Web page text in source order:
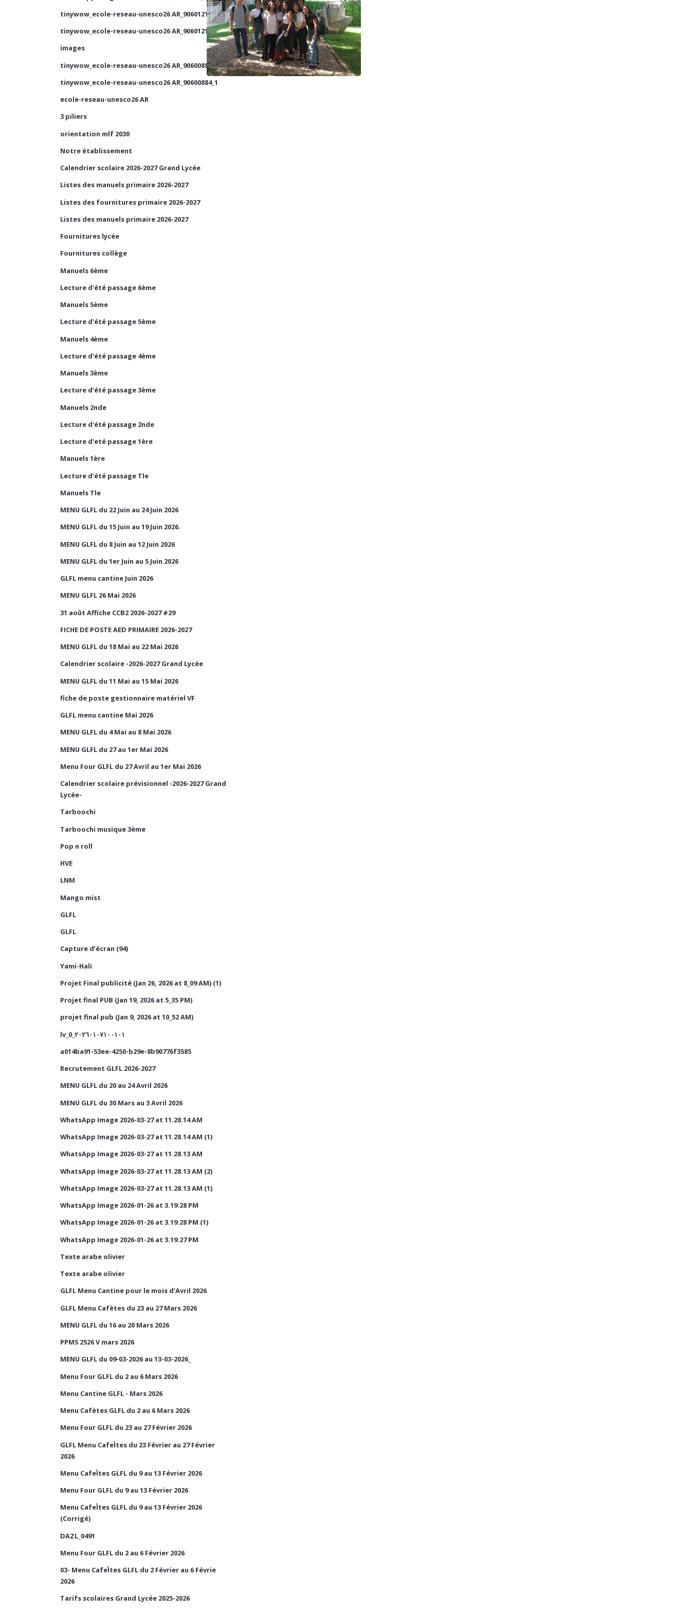
tinywow_ecole-reseau-unesco26 AR_90601210_1
tinywow_ecole-reseau-unesco26 AR_90601210_2
images
tinywow_ecole-reseau-unesco26 AR_90600884_2
tinywow_ecole-reseau-unesco26 AR_90600884_1
ecole-reseau-unesco26 AR
3 piliers
orientation mlf 2030
Notre établissement
Calendrier scolaire 2026-2027 Grand Lycée
Listes des manuels primaire 2026-2027
Listes des fournitures primaire 2026-2027
Listes des manuels primaire 2026-2027
Fournitures lycée
Fournitures collège
Manuels 6ème
Lecture d'été passage 6ème
Manuels 5ème
Lecture d'été passage 5ème
Manuels 4ème
Lecture d'été passage 4ème
Manuels 3ème
Lecture d'été passage 3ème
Manuels 2nde
Lecture d'été passage 2nde
Lecture d'eté passage 1ère
Manuels 1ère
Lecture d'été passage Tle
Manuels Tle
MENU GLFL du 22 Juin au 24 Juin 2026
MENU GLFL du 15 Juin au 19 Juin 2026.
MENU GLFL du 8 Juin au 12 Juin 2026
MENU GLFL du 1er Juin au 5 Juin 2026
GLFL menu cantine Juin 2026
MENU GLFL 26 Mai 2026
31 août Affiche CCB2 2026-2027 #29
FICHE DE POSTE AED PRIMAIRE 2026-2027
MENU GLFL du 18 Mai au 22 Mai 2026
Calendrier scolaire -2026-2027 Grand Lycée
MENU GLFL du 11 Mai au 15 Mai 2026
fiche de poste gestionnaire matériel VF
GLFL menu cantine Mai 2026
MENU GLFL du 4 Mai au 8 Mai 2026
MENU GLFL du 27 au 1er Mai 2026
Menu Four GLFL du 27 Avril au 1er Mai 2026
Calendrier scolaire prévisionnel -2026-2027 Grand
Lycée-
Tarboochi
Tarboochi musique 3ème
Pop n roll
HVE
LNM
Mango mist
GLFL
GLFL
Capture d’écran (94)
Yami-Hali
Projet Final publicité (Jan 26, 2026 at 8_09 AM) (1)
Projet final PUB (Jan 19, 2026 at 5_35 PM)
projet final pub (Jan 9, 2026 at 10_52 AM)
lv_0_٢٠٢٦٠١٠٧١٠٠١٠١
a014ba91-53ee-4250-b29e-8b90776f3585
Recrutement GLFL 2026-2027
MENU GLFL du 20 au 24 Avril 2026
MENU GLFL du 30 Mars au 3 Avril 2026
WhatsApp Image 2026-03-27 at 11.28.14 AM
WhatsApp Image 2026-03-27 at 11.28.14 AM (1)
WhatsApp Image 2026-03-27 at 11.28.13 AM
WhatsApp Image 2026-03-27 at 11.28.13 AM (2)
WhatsApp Image 2026-03-27 at 11.28.13 AM (1)
WhatsApp Image 2026-01-26 at 3.19.28 PM
WhatsApp Image 2026-01-26 at 3.19.28 PM (1)
WhatsApp Image 2026-01-26 at 3.19.27 PM
Texte arabe olivier
Texte arabe olivier
GLFL Menu Cantine pour le mois d'Avril 2026
GLFL Menu Cafètes du 23 au 27 Mars 2026
MENU GLFL du 16 au 20 Mars 2026
PPMS 2526 V mars 2026
MENU GLFL du 09-03-2026 au 13-03-2026_
Menu Four GLFL du 2 au 6 Mars 2026
Menu Cantine GLFL - Mars 2026
Menu Cafètes GLFL du 2 au 6 Mars 2026
Menu Four GLFL du 23 au 27 Février 2026
GLFL Menu CafeÌtes du 23 Février au 27 Février
2026
Menu CafeÌtes GLFL du 9 au 13 Février 2026
Menu Four GLFL du 9 au 13 Février 2026
Menu CafeÌtes GLFL du 9 au 13 Février 2026
(Corrigé)
DAZL_0491
Menu Four GLFL du 2 au 6 Février 2026
03- Menu CafeÌtes GLFL du 2 Février au 6 Févrie
2026
Tarifs scolaires Grand Lycée 2025-2026